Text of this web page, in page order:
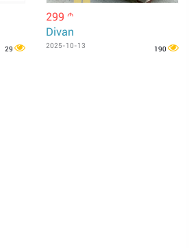
29
299 m
Divan
2025-10-13 190